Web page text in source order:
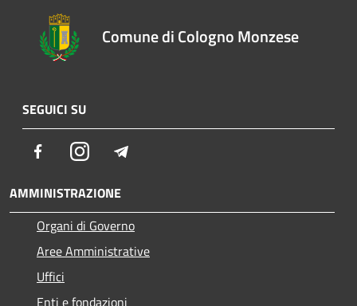
Comune di Cologno Monzese
SEGUICI SU
FacebookInstagram
AMMINISTRAZIONE
Organi di Governo
Aree Amministrative
Uffici